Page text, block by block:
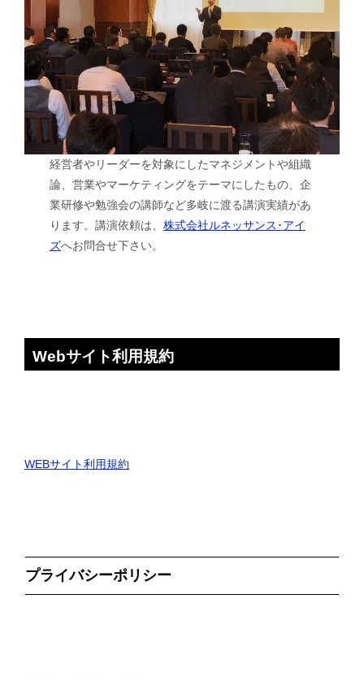
経営者やリーダーを対象にしたマネジメントや組織
論、営業やマーケティングをテーマにしたもの、企
業研修や勉強会の講師など多岐に渡る講演実績があ
ります。講演依頼は、株式会社ルネッサンス･アイ
ズへお問合せ下さい。
Webサイト利用規約
WEBサイト利用規約
プライバシーポリシー